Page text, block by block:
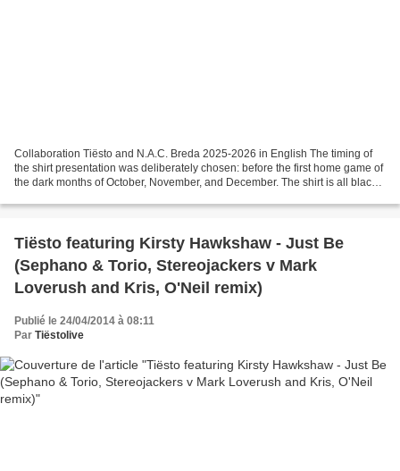
Collaboration Tiësto and N.A.C. Breda 2025-2026 in English The timing of
the shirt presentation was deliberately chosen: before the first home game of
the dark months of October, November, and December. The shirt is all black
Tiësto featuring Kirsty Hawkshaw - Just Be
(Sephano & Torio, Stereojackers v Mark
Loverush and Kris, O'Neil remix)
Publié le 24/04/2014 à 08:11
Par Tiëstolive